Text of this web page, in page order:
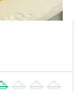
2 3 4